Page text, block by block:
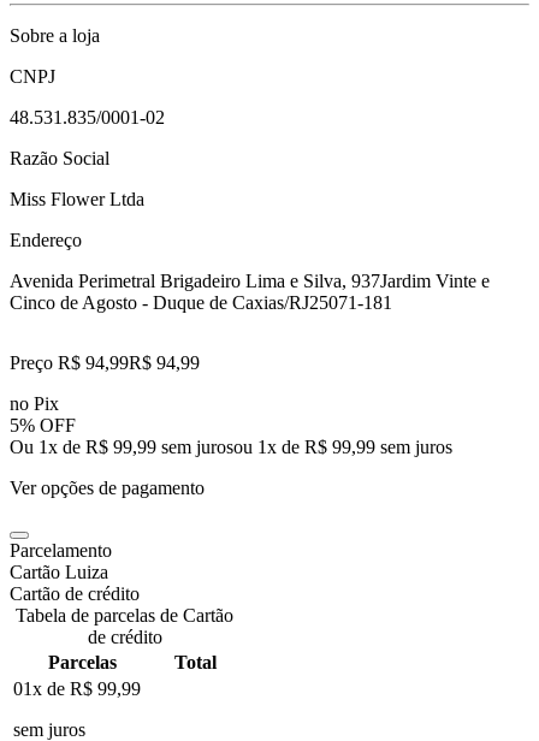
Sobre a loja
CNPJ
48.531.835/0001-02
Razão Social
Miss Flower Ltda
Endereço
Avenida Perimetral Brigadeiro Lima e Silva, 937Jardim Vinte e
Cinco de Agosto - Duque de Caxias/RJ25071-181
Preço R$ 94,99R$ 94,99
no Pix
5% OFF
Ou 1x de R$ 99,99 sem jurosou 1x de R$ 99,99 sem juros
Ver opções de pagamento
Parcelamento
Cartão Luiza
Cartão de crédito
Tabela de parcelas de Cartão
de crédito
Parcelas
Total
01x de R$ 99,99
sem juros